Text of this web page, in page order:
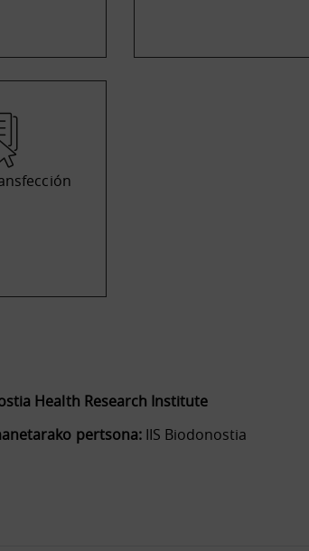
Health Research Institute
pertsona:IIS Biodonostia